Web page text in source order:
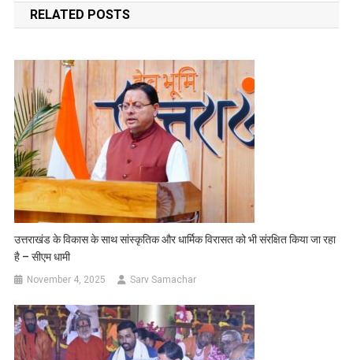
RELATED POSTS
उत्तराखंड के विकास के साथ सांस्कृतिक और धार्मिक विरासत को भी संरक्षित किया जा रहा
है – सीएम धामी
November 4, 2025 Sarv Samachar